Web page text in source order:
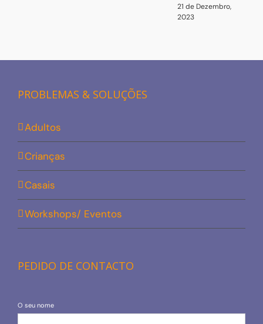
21 de Dezembro,
2023
PROBLEMAS & SOLUÇÕES
Adultos
Crianças
Casais
Workshops/ Eventos
PEDIDO DE CONTACTO
O seu nome